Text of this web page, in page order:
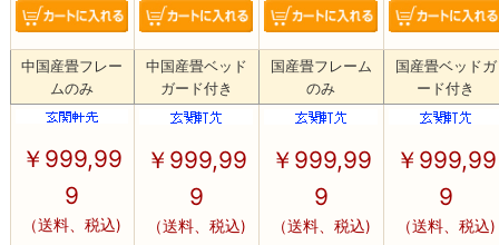
中国産畳フレー
ムのみ
中国産畳ベッド
ガード付き
国産畳フレーム
のみ
国産畳ベッドガ
ード付き
￥ 999,99
9
（送料、税込)
￥ 999,99
9
（送料、税込)
￥ 999,99
9
（送料、税込)
￥ 999,99
9
（送料、税込)